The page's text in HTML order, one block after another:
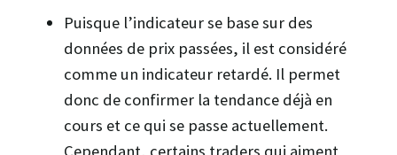
Puisque l’indicateur se base sur des
données de prix passées, il est considéré
comme un indicateur retardé. Il permet
donc de confirmer la tendance déjà en
cours et ce qui se passe actuellement.